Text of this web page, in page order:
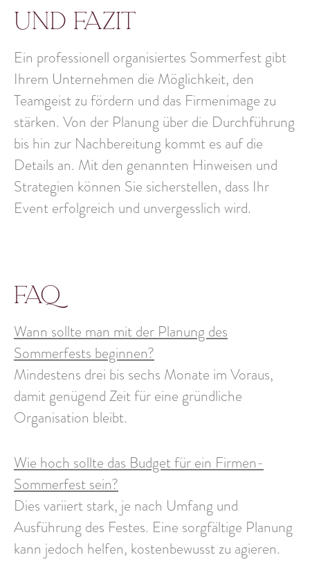
und Fazit
Ein professionell organisiertes Sommerfest gibt
Ihrem Unternehmen die Möglichkeit, den
Teamgeist zu fördern und das Firmenimage zu
stärken. Von der Planung über die Durchführung
bis hin zur Nachbereitung kommt es auf die
Details an. Mit den genannten Hinweisen und
Strategien können Sie sicherstellen, dass Ihr
Event erfolgreich und unvergesslich wird.
FAQ
Wann sollte man mit der Planung des
Sommerfests beginnen?
Mindestens drei bis sechs Monate im Voraus,
damit genügend Zeit für eine gründliche
Organisation bleibt.
Wie hoch sollte das Budget für ein Firmen-
Sommerfest sein?
Dies variiert stark, je nach Umfang und
Ausführung des Festes. Eine sorgfältige Planung
kann jedoch helfen, kostenbewusst zu agieren.